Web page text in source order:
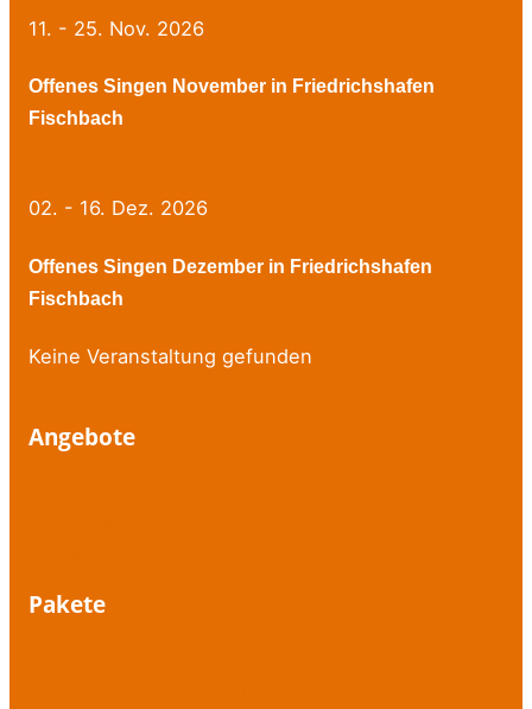
11. - 25. Nov. 2026
Offenes Singen November in Friedrichshafen
Fischbach
02. - 16. Dez. 2026
Offenes Singen Dezember in Friedrichshafen
Fischbach
Keine Veranstaltung gefunden
Angebote
Pakete